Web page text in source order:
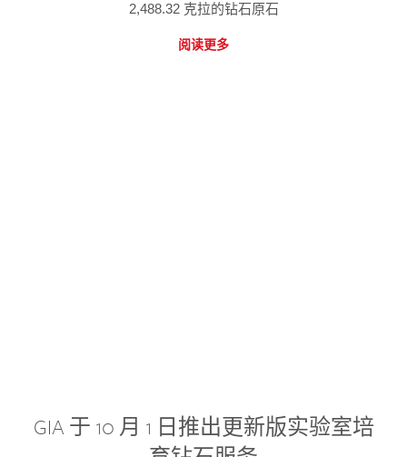
2,488.32 克拉的钻石原石
阅读更多
GIA 于 10 月 1 日推出更新版实验室培